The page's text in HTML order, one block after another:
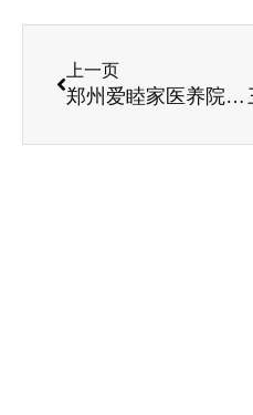
上一页
郑州爱睦家医养院老人故事之杨大爷篇